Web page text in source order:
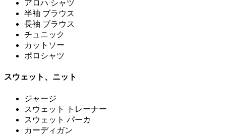
アロハ シャツ
半袖 ブラウス
長袖 ブラウス
チュニック
カットソー
ポロシャツ
スウェット、ニット
ジャージ
スウェット トレーナー
スウェット パーカ
カーディガン